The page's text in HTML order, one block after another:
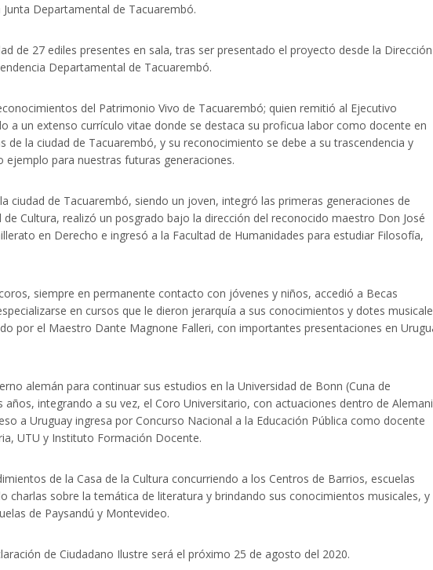
Departamental de Tacuarembó.
de 27 ediles presentes en sala, tras ser presentado el proyecto desde la Dirección
Departamental de Tacuarembó.
del Patrimonio Vivo de Tacuarembó; quien remitió al Ejecutivo
a un extenso currículo vitae donde se destaca su proficua labor como docente en
de la ciudad de Tacuarembó, y su reconocimiento se debe a su trascendencia y
ejemplo para nuestras futuras generaciones.
ciudad de Tacuarembó, siendo un joven, integró las primeras generaciones de
Cultura, realizó un posgrado bajo la dirección del reconocido maestro Don José
en Derecho e ingresó a la Facultad de Humanidades para estudiar Filosofía,
siempre en permanente contacto con jóvenes y niños, accedió a Becas
en cursos que le dieron jerarquía a sus conocimientos y dotes
por el Maestro Dante Magnone Falleri, con importantes presentaciones en
alemán para continuar sus estudios en la Universidad de Bonn (Cuna de
integrando a su vez, el Coro Universitario, con actuaciones dentro de
a Uruguay ingresa por Concurso Nacional a la Educación Pública como docente
UTU y Instituto Formación Docente.
de la Casa de la Cultura concurriendo a los Centros de Barrios, escuelas
charlas sobre la temática de literatura y brindando sus conocimientos musicales, y
de Paysandú y Montevideo.
de Ciudadano Ilustre será el próximo 25 de agosto del 2020.